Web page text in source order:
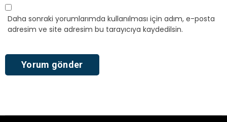
Daha sonraki yorumlarımda kullanılması için adım, e-posta
adresim ve site adresim bu tarayıcıya kaydedilsin.